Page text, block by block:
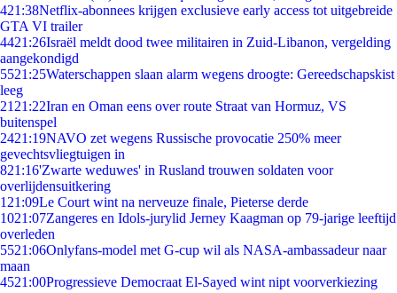
421:38Netflix-abonnees krijgen exclusieve early access tot uitgebreide
GTA VI trailer
4421:26Israël meldt dood twee militairen in Zuid-Libanon, vergelding
aangekondigd
5521:25Waterschappen slaan alarm wegens droogte: Gereedschapskist
leeg
21 21:22Iran en Oman eens over route Straat van Hormuz, VS
buitenspel
2421:19NAVO zet wegens Russische provocatie 250% meer
gevechtsvliegtuigen in
821:16'Zwarte weduwes' in Rusland trouwen soldaten voor
overlijdensuitkering
1 21:09Le Court wint na nerveuze finale, Pieterse derde
1021:07Zangeres en Idols-jurylid Jerney Kaagman op 79-jarige leeftijd
overleden
5521:06Onlyfans-model met G-cup wil als NASA-ambassadeur naar
maan
4521:00Progressieve Democraat El-Sayed wint nipt voorverkiezing